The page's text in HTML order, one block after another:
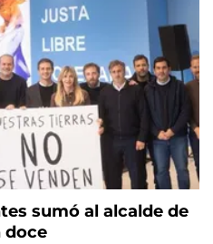
sumó al alcalde de
doce